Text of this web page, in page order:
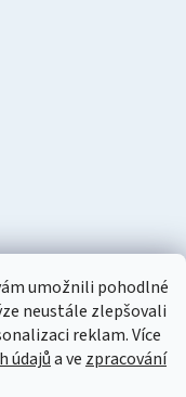
umožnili pohodlné
neustále zlepšovali
reklam. Více
údajůa ve zpracování